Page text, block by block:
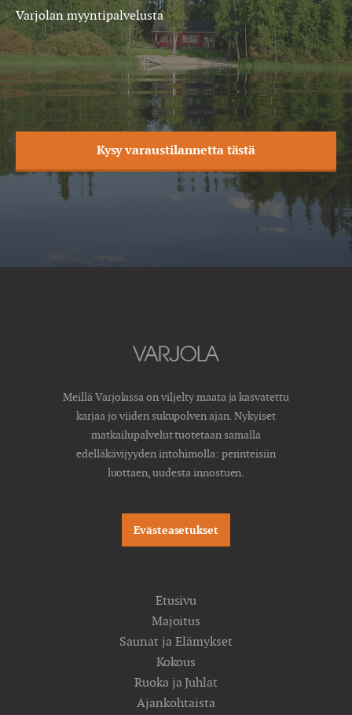
Varjolan myyntipalvelusta
Kysy varaustilannetta tästä
Meillä Varjolassa on viljelty maata ja kasvatettu
karjaa jo viiden sukupolven ajan. Nykyiset
matkailupalvelut tuotetaan samalla
edelläkävijyyden intohimolla: perinteisiin
luottaen, uudesta innostuen.
Evästeasetukset
Etusivu
Majoitus
Saunat ja Elämykset
Kokous
Ruoka ja Juhlat
Ajankohtaista